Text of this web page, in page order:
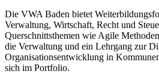
Die VWA Baden bietet
Verwaltung, Wirtschaft, Recht und
Querschnittsthemen wie Agile
die Verwaltung und ein Lehrgang zur
Organisationsentwicklung in
sich im Portfolio.